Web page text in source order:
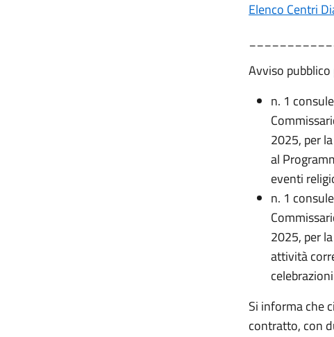
Elenco Centri
Avviso
n. 1
2025, per
al
eventi
n. 1
2025, per
attività
Si informa che
contratto, con